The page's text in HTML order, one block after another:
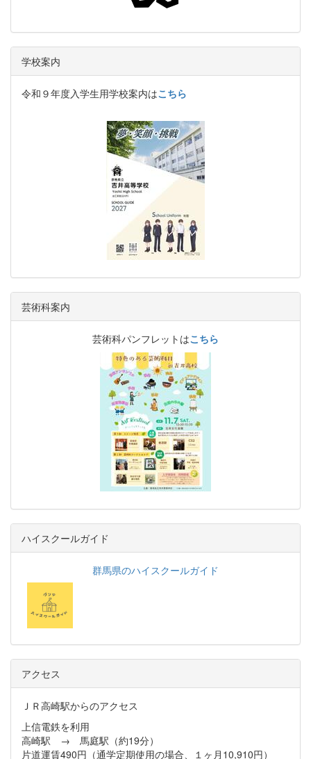
学校案内
令和９年度入学生用学校案内はこちら
芸術科案内
芸術科パンフレットはこちら
ハイスクールガイド
群馬県のハイスクールガイド
アクセス
ＪＲ高崎駅からのアクセス
上信電鉄を利用
高崎駅 → 馬庭駅（約19分）
片道運賃490円（通学定期使用の場合、１ヶ月10,910円）